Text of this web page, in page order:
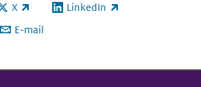
X link) LinkedIn
(externe link)
E-mail